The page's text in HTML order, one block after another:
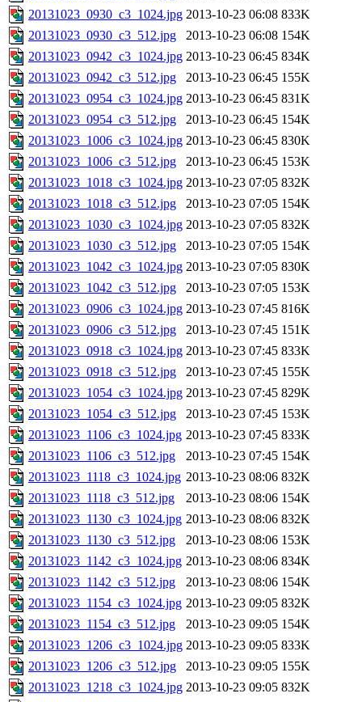
20131023_0930_c3_1024.jpg 2013-10-23 06:08 833K
20131023_0930_c3_512.jpg
2013-10-23 06:08 154K
20131023_0942_c3_1024.jpg 2013-10-23 06:45 834K
20131023_0942_c3_512.jpg
2013-10-23 06:45 155K
20131023_0954_c3_1024.jpg 2013-10-23 06:45 831K
20131023_0954_c3_512.jpg
2013-10-23 06:45 154K
20131023_1006_c3_1024.jpg 2013-10-23 06:45 830K
20131023_1006_c3_512.jpg
2013-10-23 06:45 153K
20131023_1018_c3_1024.jpg 2013-10-23 07:05 832K
20131023_1018_c3_512.jpg
2013-10-23 07:05 154K
20131023_1030_c3_1024.jpg 2013-10-23 07:05 832K
20131023_1030_c3_512.jpg
2013-10-23 07:05 154K
20131023_1042_c3_1024.jpg 2013-10-23 07:05 830K
20131023_1042_c3_512.jpg
2013-10-23 07:05 153K
20131023_0906_c3_1024.jpg 2013-10-23 07:45 816K
20131023_0906_c3_512.jpg
2013-10-23 07:45 151K
20131023_0918_c3_1024.jpg 2013-10-23 07:45 833K
20131023_0918_c3_512.jpg
2013-10-23 07:45 155K
20131023_1054_c3_1024.jpg 2013-10-23 07:45 829K
20131023_1054_c3_512.jpg
2013-10-23 07:45 153K
20131023_1106_c3_1024.jpg 2013-10-23 07:45 833K
20131023_1106_c3_512.jpg
2013-10-23 07:45 154K
20131023_1118_c3_1024.jpg 2013-10-23 08:06 832K
20131023_1118_c3_512.jpg
2013-10-23 08:06 154K
20131023_1130_c3_1024.jpg 2013-10-23 08:06 832K
20131023_1130_c3_512.jpg
2013-10-23 08:06 153K
20131023_1142_c3_1024.jpg 2013-10-23 08:06 834K
20131023_1142_c3_512.jpg
2013-10-23 08:06 154K
20131023_1154_c3_1024.jpg 2013-10-23 09:05 832K
20131023_1154_c3_512.jpg
2013-10-23 09:05 154K
20131023_1206_c3_1024.jpg 2013-10-23 09:05 833K
20131023_1206_c3_512.jpg
2013-10-23 09:05 155K
20131023_1218_c3_1024.jpg 2013-10-23 09:05 832K